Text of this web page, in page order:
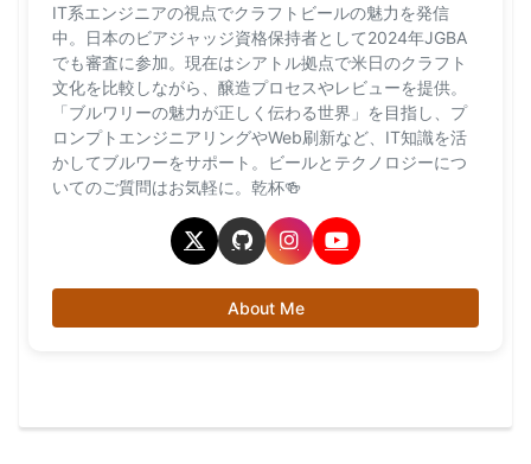
IT系エンジニアの視点でクラフトビールの魅力を発信
中。日本のビアジャッジ資格保持者として2024年JGBA
でも審査に参加。現在はシアトル拠点で米日のクラフト
文化を比較しながら、醸造プロセスやレビューを提供。
「ブルワリーの魅力が正しく伝わる世界」を目指し、プ
ロンプトエンジニアリングやWeb刷新など、IT知識を活
かしてブルワーをサポート。ビールとテクノロジーにつ
いてのご質問はお気軽に。乾杯🍻
About Me